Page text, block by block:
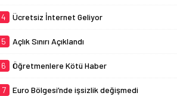
4 Ücretsiz İnternet Geliyor
5 Açlık Sınırı Açıklandı
6 Öğretmenlere Kötü Haber
7 Euro Bölgesi’nde işsizlik değişmedi